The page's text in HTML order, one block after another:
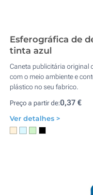
Esferográfica de
tinta azul
Caneta publicitária original
com o meio ambiente e
plástico no seu fabrico.
Preço a partir de:0,37 €
Ver detalhes >